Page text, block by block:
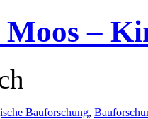
Moos –
Bauforschung,